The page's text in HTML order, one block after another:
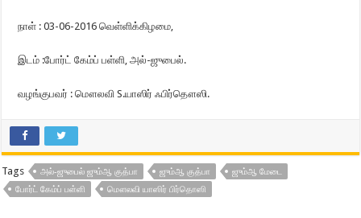
நாள் : 03-06-2016 வெள்ளிக்கிழமை,
இடம் :போர்ட் கேம்ப் பள்ளி, அல்-ஜுபைல்.
வழங்குபவர் : மௌலவி S.யாஸிர் ஃபிர்தௌஸி.
Tags அல்-ஜுபைல் ஜும்ஆ குத்பா ஜும்ஆ குத்பா
ஜும்ஆ மேடை
போர்ட் கேம்ப் பள்ளி
மௌலவி யாஸிர் பிர்தொஸி